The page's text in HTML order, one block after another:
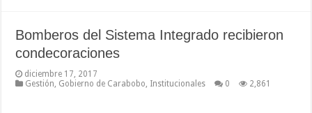
Bomberos del Sistema Integrado recibieron
condecoraciones
diciembre 17, 2017
Gestión, Gobierno de Carabobo, Institucionales 0 2,861